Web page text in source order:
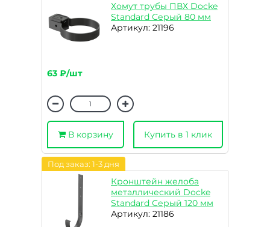
Хомут трубы ПВХ Docke
Standard Серый 80 мм
Артикул: 21196
63 ₽/шт
В корзину Купить в 1 клик
Под заказ: 1-3 дня
Кронштейн желоба
металлический Docke
Standard Серый 120 мм
Артикул: 21186